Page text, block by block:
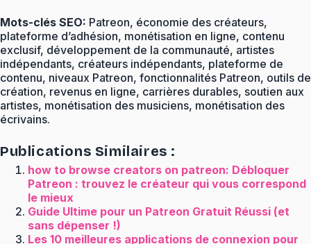
Mots-clés SEO: Patreon, économie des créateurs,
plateforme d’adhésion, monétisation en ligne, contenu
exclusif, développement de la communauté, artistes
indépendants, créateurs indépendants, plateforme de
contenu, niveaux Patreon, fonctionnalités Patreon, outils de
création, revenus en ligne, carrières durables, soutien aux
artistes, monétisation des musiciens, monétisation des
écrivains.
Publications Similaires :
how to browse creators on patreon: Débloquer
Patreon : trouvez le créateur qui vous correspond
le mieux
Guide Ultime pour un Patreon Gratuit Réussi (et
sans dépenser !)
Les 10 meilleures applications de connexion pour